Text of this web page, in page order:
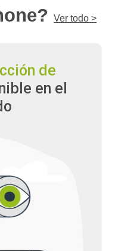
Ver todo >
de
en el